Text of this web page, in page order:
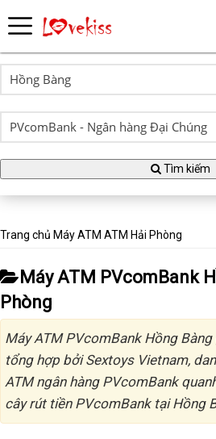
Tìm kiếm
Trang chủ Máy ATM ATM Hải Phòng
Máy ATM PVcomBank
Phòng
Máy ATM PVcomBank Hồng
tổng hợp bởi Sextoys Vietnam,
ATM ngân hàng PVcomBank
cây rút tiền PVcomBank tại Hồng